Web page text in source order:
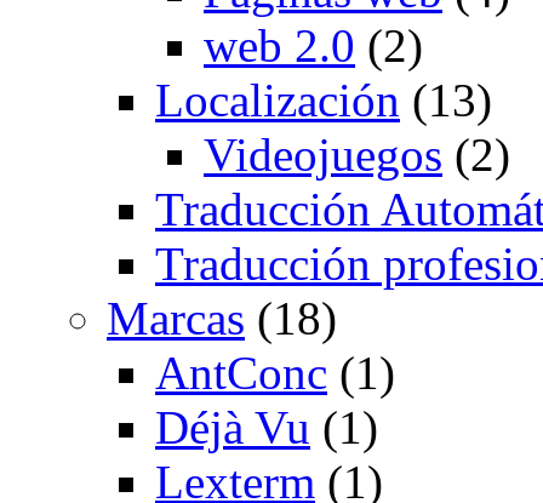
web 2.0 (2)
Localización (13)
Videojuegos (2)
Traducción
Traducción
Marcas (18)
AntConc (1)
Déjà Vu (1)
Lexterm (1)